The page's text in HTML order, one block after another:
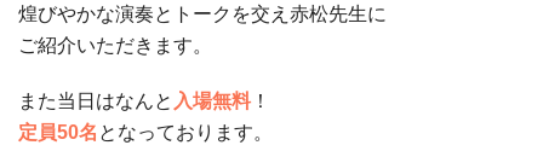
煌びやかな演奏とトークを交え赤松先生に
ご紹介いただきます。
また当日はなんと 入場無料！
定員50名 となっております。